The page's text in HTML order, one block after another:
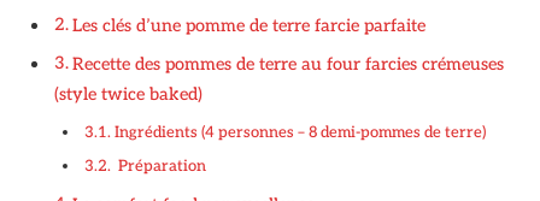
Les clés d’une pomme de terre farcie parfaite
Recette des pommes de terre au four farcies crémeuses
(style twice baked)
Ingrédients (4 personnes – 8 demi-pommes de terre)
Préparation